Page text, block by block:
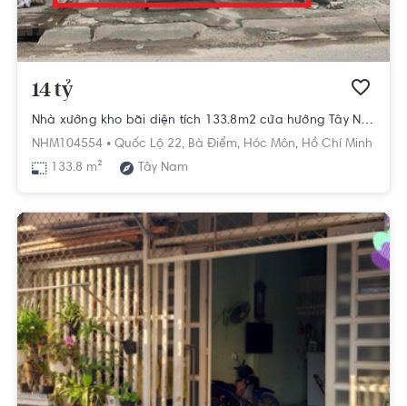
14 tỷ
Nhà xưởng kho bãi diện tích 133.8m2 cửa hướng Tây Nam.
NHM104554 • Quốc Lộ 22, Bà Điểm, Hóc Môn, Hồ Chí Minh
133.8 m²
Tây Nam